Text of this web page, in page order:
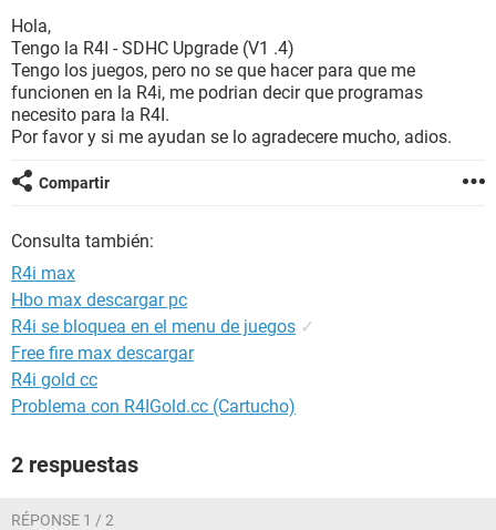
Hola,
Tengo la R4I - SDHC Upgrade (V1 .4)
Tengo los juegos, pero no se que hacer para que me
funcionen en la R4i, me podrian decir que programas
necesito para la R4I.
Por favor y si me ayudan se lo agradecere mucho, adios.
Compartir
Consulta también:
R4i max
Hbo max descargar pc
R4i se bloquea en el menu de juegos ✓
Free fire max descargar
R4i gold cc
Problema con R4IGold.cc (Cartucho)
2 respuestas
RÉPONSE 1 / 2